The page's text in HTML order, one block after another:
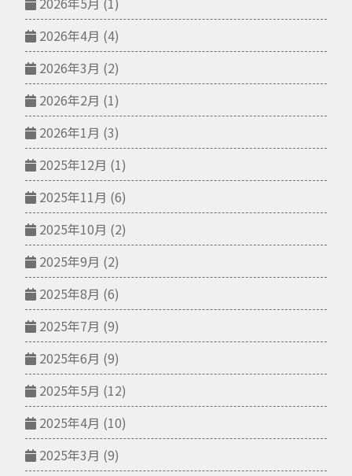
2026年4月 (4)
2026年3月 (2)
2026年2月 (1)
2026年1月 (3)
2025年12月 (1)
2025年11月 (6)
2025年10月 (2)
2025年9月 (2)
2025年8月 (6)
2025年7月 (9)
2025年6月 (9)
2025年5月 (12)
2025年4月 (10)
2025年3月 (9)